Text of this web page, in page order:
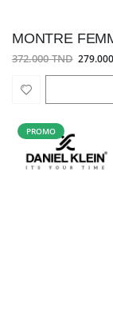
MONTRE
372.000 TND
PROMO